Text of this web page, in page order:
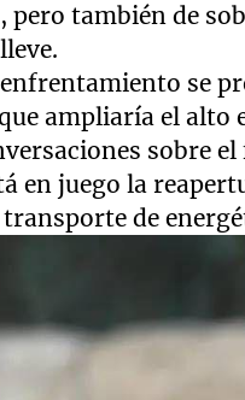
pero también de
se
ampliaría el alto
sobre
en juego la
de